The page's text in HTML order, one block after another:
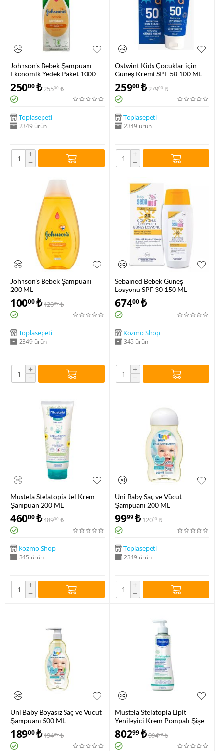
Johnson's Bebek Şampuanı
Ekonomik Yedek Paket 1000
ML
25000₺25500 ₺
Toplasepeti
2349 ürün
+
−
Ostwint Kids Çocuklar için
Güneş Kremi SPF 50 100 ML
25900₺27900 ₺
Toplasepeti
2349 ürün
+
−
Johnson's Bebek Şampuanı
200 ML
10000₺12000 ₺
Toplasepeti
2349 ürün
+
−
Sebamed Bebek Güneş
Losyonu SPF 30 150 ML
67400₺
Kozmo Shop
345 ürün
+
−
Mustela Stelatopia Jel Krem
Şampuan 200 ML
46000₺48900 ₺
Kozmo Shop
345 ürün
+
−
Uni Baby Saç ve Vücut
Şampuanı 200 ML
9999₺12000 ₺
Toplasepeti
2349 ürün
+
−
Uni Baby Boyasız Saç ve Vücut
Şampuanı 500 ML
18900₺19400 ₺
Mustela Stelatopia Lipit
Yenileyici Krem Pompalı Şişe
300 ML
80299₺99400 ₺